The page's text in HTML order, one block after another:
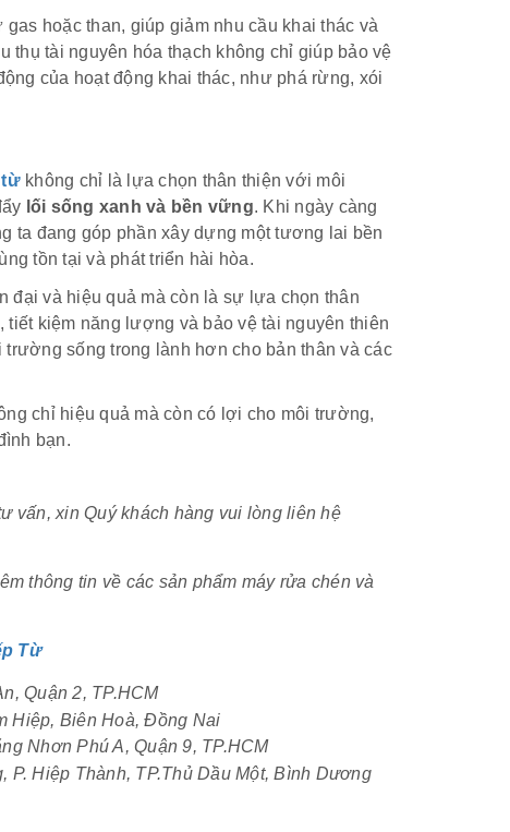
hoặc than, giúp giảm nhu cầu khai thác và
thụ tài nguyên hóa thạch không chỉ giúp bảo vệ
của hoạt động khai thác, như phá rừng, xói
từkhông chỉ là lựa chọn thân thiện với môi
lối sống xanh và bền vững. Khi ngày càng
ta đang góp phần xây dựng một tương lai bền
tồn tại và phát triển hài hòa.
và hiệu quả mà còn là sự lựa chọn thân
kiệm năng lượng và bảo vệ tài nguyên thiên
sống trong lành hơn cho bản thân và các
chỉ hiệu quả mà còn có lợi cho môi trường,
bạn.
vấn, xin Quý khách hàng vui lòng liên hệ
thông tin về các sản phẩm máy rửa chén và
Từ
Quận 2, TP.HCM
Hiệp, Biên Hoà, Đồng Nai
Nhơn Phú A, Quận 9, TP.HCM
Hiệp Thành, TP.Thủ Dầu Một, Bình Dương